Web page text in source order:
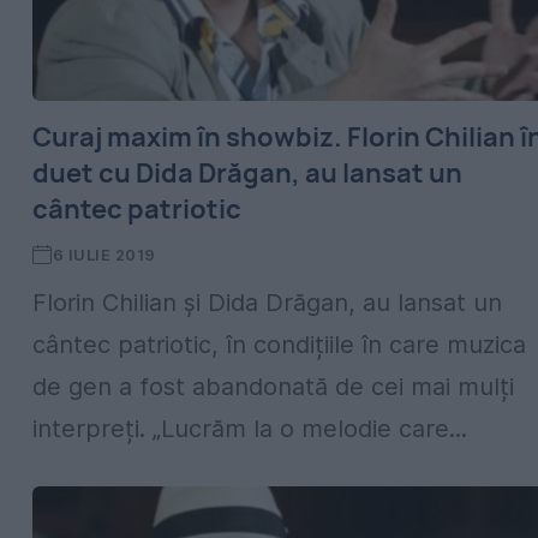
Curaj maxim în showbiz. Florin Chilian
duet cu Dida Drăgan, au lansat un
cântec patriotic
6 IULIE 2019
Florin Chilian și Dida Drăgan, au lansat un
cântec patriotic, în condițiile în care muzica
de gen a fost abandonată de cei mai mulți
interpreți. „Lucrăm la o melodie care...